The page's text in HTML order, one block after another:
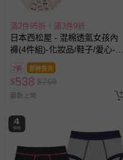
滿2件95折，滿3件9折
日本西松屋 - 混棉透氣女孩內
褲(4件組)-化妝品/鞋子/愛心-黑
7折 即將售完
$538 $769
最新上架